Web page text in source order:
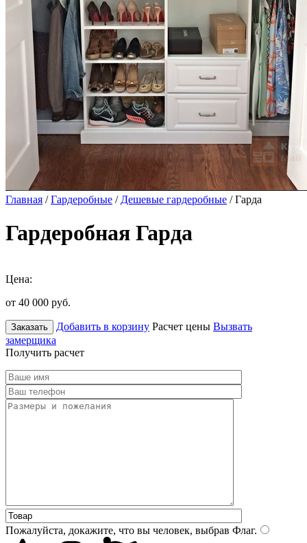
Главная /Гардеробные / Дешевые гардеробные / Гарда
Гардеробная Гарда
Цена:
от 40 000 руб.
Заказать Добавить в корзину Расчет цены Вызвать
замерщика
Получить расчет
Пожалуйста, докажите, что вы человек, выбрав Флаг.